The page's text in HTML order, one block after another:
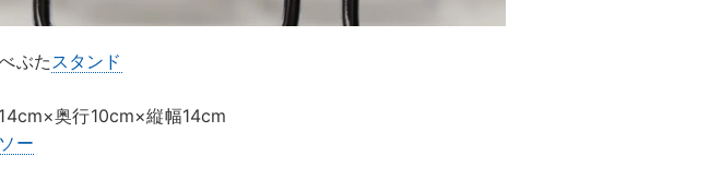
ぶたスタンド
奥行10cm×縦幅14cm
ー